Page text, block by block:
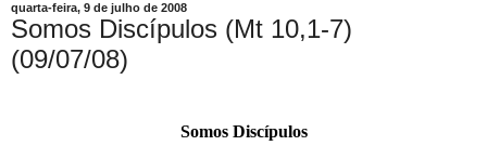
quarta-feira, 9 de julho de 2008
Somos Discípulos (Mt 10,1-7)
(09/07/08)
Somos Discípulos